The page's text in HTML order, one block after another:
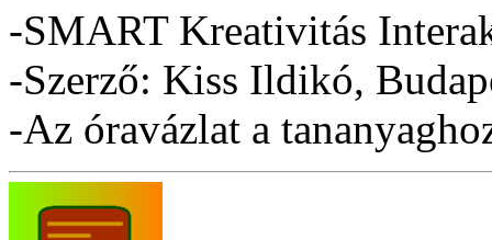
-SMART Kreativitás
-Szerző: Kiss Ildikó,
-Az óravázlat a